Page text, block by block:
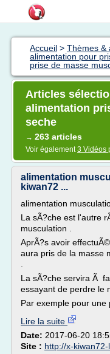
Accueil > Thèmes &
alimentation pour
prise de masse
Articles
alimentation
seche
→ 263 articles
Voir également3 Vidéos
alimentation
kiwan72 ...
alimentation
La sÃ?che est l'autre
musculation .
AprÃ?s avoir
aura pris de la masse
La sÃ?che servira Ã
essayant de perdre le
Par exemple pour une
Lire la suite
Date: 2017-06-20
Site : http://x-